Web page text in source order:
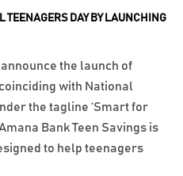
DAY BY LAUNCHING
the launch of
coinciding with National
the tagline ‘Smart for
Bank Teen Savings is
to help teenagers